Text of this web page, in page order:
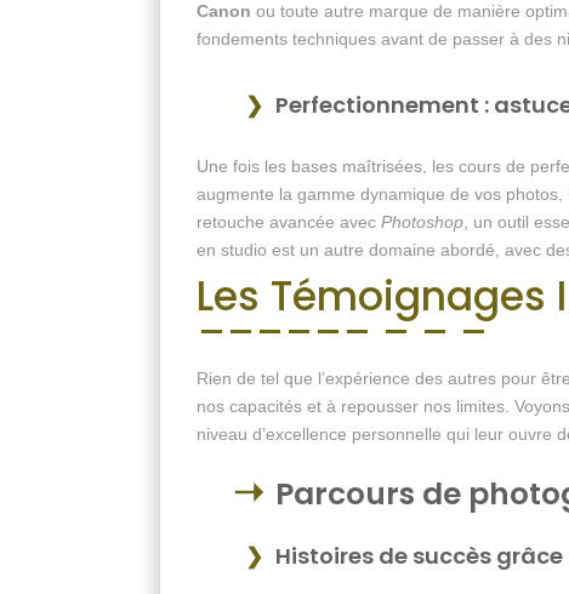
Canon ou toute autre marque de manière
fondements techniques avant de passer à des
Perfectionnement :
Une fois les bases maîtrisées, les cours de
augmente la gamme dynamique de vos
retouche avancée avec Photoshop, un outil
en studio est un autre domaine abordé, avec
Les Témoignages
Rien de tel que l’expérience des autres pour
nos capacités et à repousser nos limites.
niveau d’excellence personnelle qui leur ouvre
Parcours de
Histoires de succès